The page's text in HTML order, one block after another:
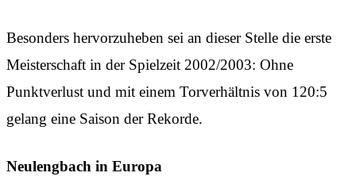
Besonders hervorzuheben sei an dieser Stelle die erste
Meisterschaft in der Spielzeit 2002/2003: Ohne
Punktverlust und mit einem Torverhältnis von 120:5
gelang eine Saison der Rekorde.
Neulengbach in Europa